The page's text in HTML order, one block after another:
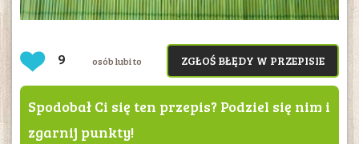
9 osób lubi to ZGŁOŚ BŁĘDY W PRZEPISIE
Spodobał Ci się ten przepis? Podziel się nim i
zgarnij punkty!